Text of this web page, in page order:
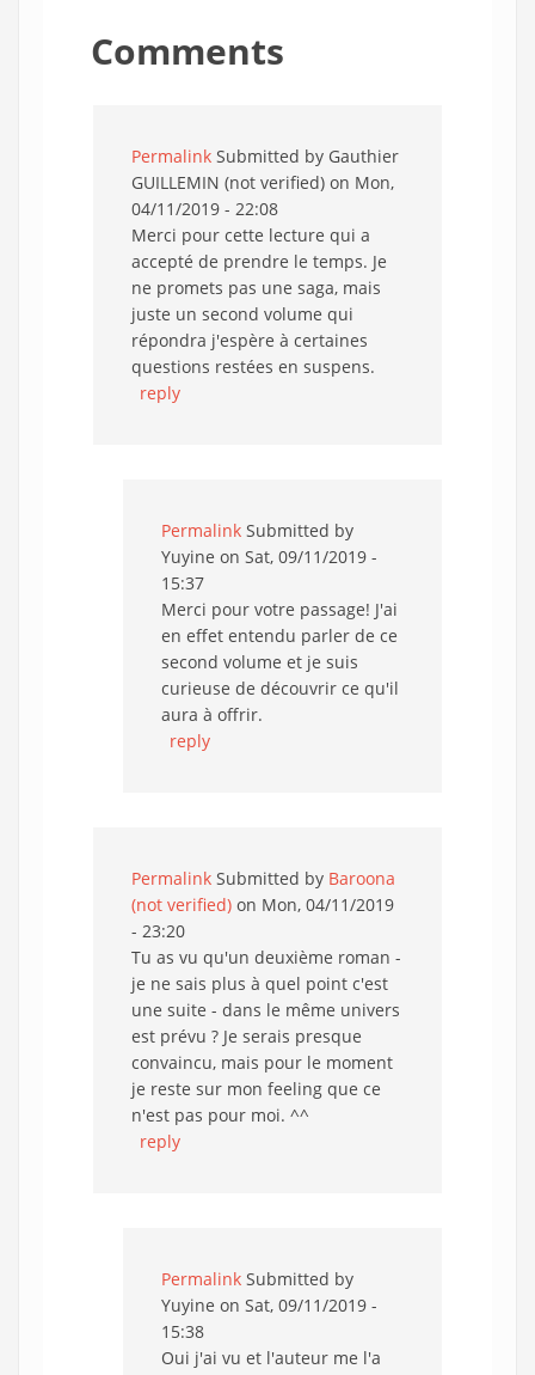
Comments
Permalink Submitted by Gauthier
GUILLEMIN (not verified) on Mon,
04/11/2019 - 22:08
Merci pour cette lecture qui a
accepté de prendre le temps. Je
ne promets pas une saga, mais
juste un second volume qui
répondra j'espère à certaines
questions restées en suspens.
reply
Permalink Submitted by
Yuyine on Sat, 09/11/2019 -
15:37
Merci pour votre passage! J'ai
en effet entendu parler de ce
second volume et je suis
curieuse de découvrir ce qu'il
aura à offrir.
reply
Permalink Submitted by Baroona
(not verified) on Mon, 04/11/2019
- 23:20
Tu as vu qu'un deuxième roman -
je ne sais plus à quel point c'est
une suite - dans le même univers
est prévu ? Je serais presque
convaincu, mais pour le moment
je reste sur mon feeling que ce
n'est pas pour moi. ^^
reply
Permalink Submitted by
Yuyine on Sat, 09/11/2019 -
15:38
Oui j'ai vu et l'auteur me l'a